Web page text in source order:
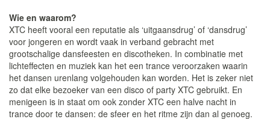
Wie en waarom?
XTC heeft vooral een reputatie als ‘uitgaansdrug’ of ‘dansdrug’
voor jongeren en wordt vaak in verband gebracht met
grootschalige dansfeesten en discotheken. In combinatie met
lichteffecten en muziek kan het een trance veroorzaken waarin
het dansen urenlang volgehouden kan worden. Het is zeker niet
zo dat elke bezoeker van een disco of party XTC gebruikt. En
menigeen is in staat om ook zonder XTC een halve nacht in
trance door te dansen: de sfeer en het ritme zijn dan al genoeg.